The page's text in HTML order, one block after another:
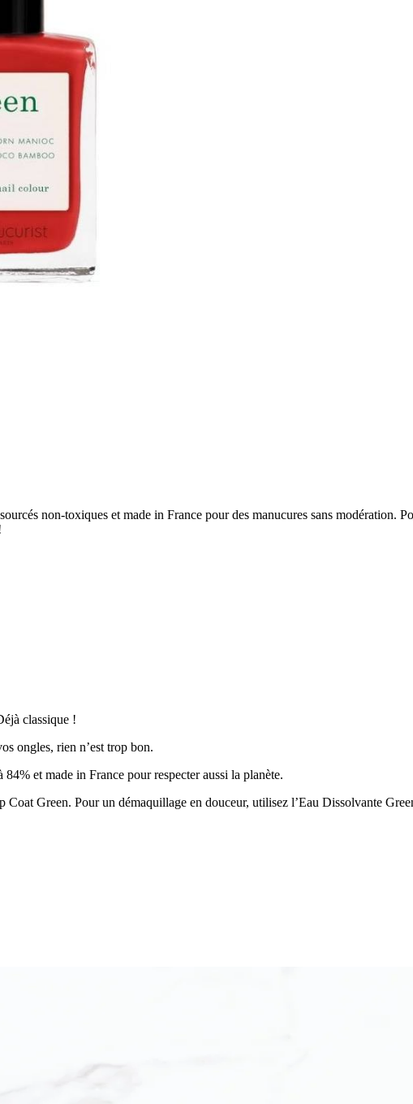
non-toxiques et made in France pour des manucures sans
classique !
ongles, rien n’est trop bon.
et made in France pour respecter aussi la planète.
Green. Pour un démaquillage en douceur, utilisez l’Eau Dissolvante